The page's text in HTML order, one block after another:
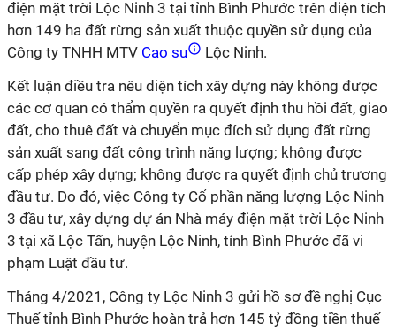
điện mặt trời Lộc Ninh 3 tại tỉnh Bình Phước trên diện tích
hơn 149 ha đất rừng sản xuất thuộc quyền sử dụng của
Công ty TNHH MTV Cao su
Lộc Ninh.
Kết luận điều tra nêu diện tích xây dựng này không được
các cơ quan có thẩm quyền ra quyết định thu hồi đất, giao
đất, cho thuê đất và chuyển mục đích sử dụng đất rừng
sản xuất sang đất công trình năng lượng; không được
cấp phép xây dựng; không được ra quyết định chủ trương
đầu tư. Do đó, việc Công ty Cổ phần năng lượng Lộc Ninh
3 đầu tư, xây dựng dự án Nhà máy điện mặt trời Lộc Ninh
3 tại xã Lộc Tấn, huyện Lộc Ninh, tỉnh Bình Phước đã vi
phạm Luật đầu tư.
Tháng 4/2021, Công ty Lộc Ninh 3 gửi hồ sơ đề nghị Cục
Thuế tỉnh Bình Phước hoàn trả hơn 145 tỷ đồng tiền thuế